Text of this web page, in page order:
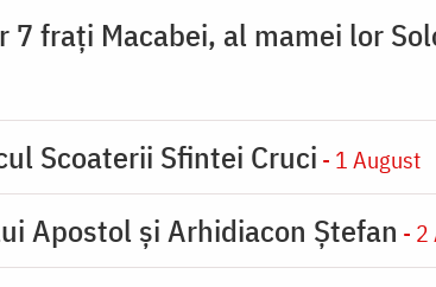
7 fraţi Macabei, al mamei lor
Scoaterii Sfintei Cruci - 1 August
Apostol și Arhidiacon Ștefan - 2